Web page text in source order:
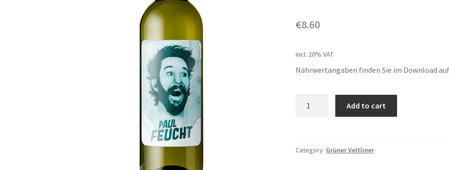
€8.60
incl. 20% VAT
Nährwertangaben finden Sie im Download
Veltliner
Add to cart
Category: Grüner Veltliner